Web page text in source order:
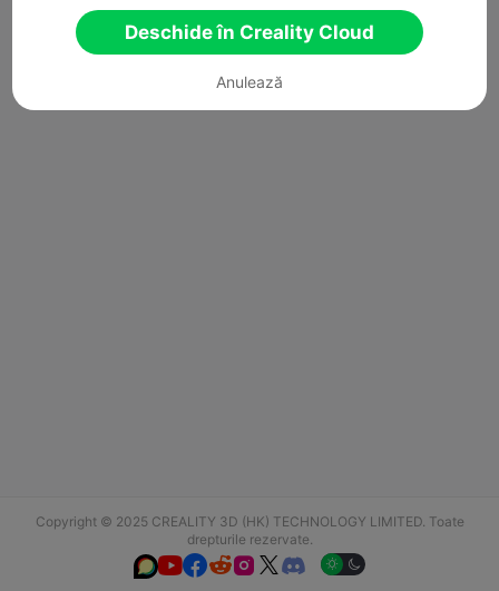
Copyright © 2025 CREALITY 3D (HK) TECHNOLOGY LIMITED. Toate
drepturile rezervate.
  
Deschide în Creality Cloud
Anulează